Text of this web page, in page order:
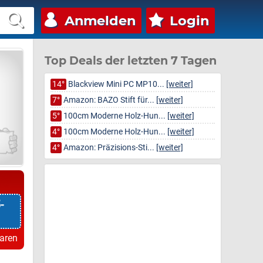
Anmelden Login
Top Deals der letzten 7 Tagen
14° Blackview Mini PC MP10... [weiter]
7° Amazon: BAZO Stift für... [weiter]
5° 100cm Moderne Holz-Hun... [weiter]
4° 100cm Moderne Holz-Hun... [weiter]
4° Amazon: Präzisions-Sti... [weiter]